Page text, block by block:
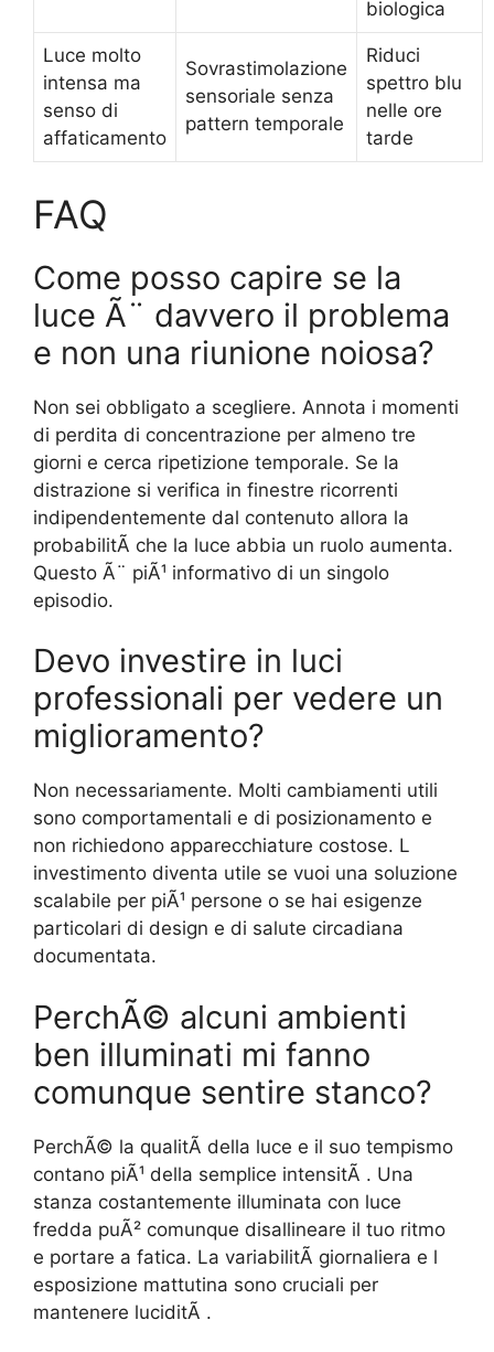
biologica
Luce molto
intensa ma
senso di
affaticamento
Sovrastimolazione
sensoriale senza
pattern temporale
Riduci
spettro blu
nelle ore
tarde
FAQ
Come posso capire se la
luce Ã¨ davvero il problema
e non una riunione noiosa?
Non sei obbligato a scegliere. Annota i momenti
di perdita di concentrazione per almeno tre
giorni e cerca ripetizione temporale. Se la
distrazione si verifica in finestre ricorrenti
indipendentemente dal contenuto allora la
probabilitÃ che la luce abbia un ruolo aumenta.
Questo Ã¨ piÃ¹ informativo di un singolo
episodio.
Devo investire in luci
professionali per vedere un
miglioramento?
Non necessariamente. Molti cambiamenti utili
sono comportamentali e di posizionamento e
non richiedono apparecchiature costose. L
investimento diventa utile se vuoi una soluzione
scalabile per piÃ¹ persone o se hai esigenze
particolari di design e di salute circadiana
documentata.
PerchÃ© alcuni ambienti
ben illuminati mi fanno
comunque sentire stanco?
PerchÃ© la qualitÃ della luce e il suo tempismo
contano piÃ¹ della semplice intensitÃ . Una
stanza costantemente illuminata con luce
fredda puÃ² comunque disallineare il tuo ritmo
e portare a fatica. La variabilitÃ giornaliera e l
esposizione mattutina sono cruciali per
mantenere luciditÃ .